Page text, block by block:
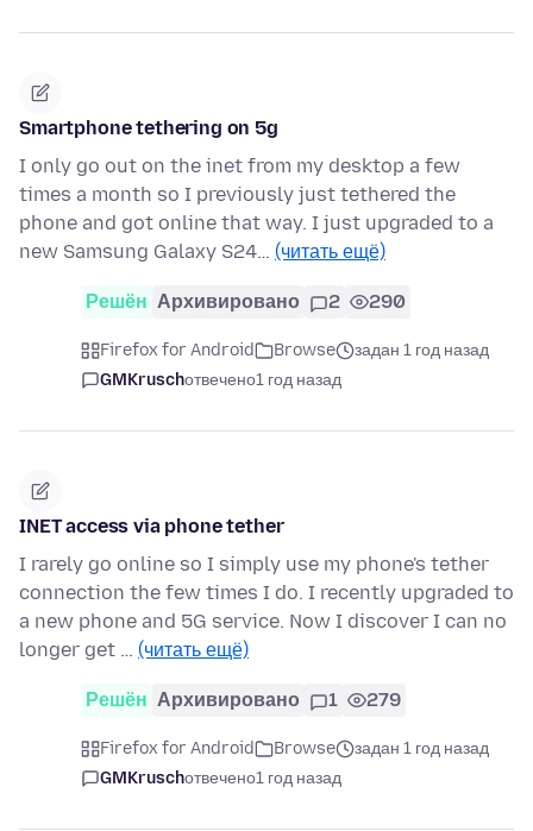
Smartphone tethering on 5g
I only go out on the inet from my desktop a few
times a month so I previously just tethered the
phone and got online that way. I just upgraded to a
new Samsung Galaxy S24… (читать ещё)
Решён Архивировано 2 290
Firefox for Android Browse
задан 1 год назад
GMKruschотвечено1 год назад
INET access via phone tether
I rarely go online so I simply use my phone's tether
connection the few times I do. I recently upgraded to
a new phone and 5G service. Now I discover I can no
longer get … (читать ещё)
Решён Архивировано 1 279
Firefox for Android Browse
задан 1 год назад
GMKruschотвечено1 год назад